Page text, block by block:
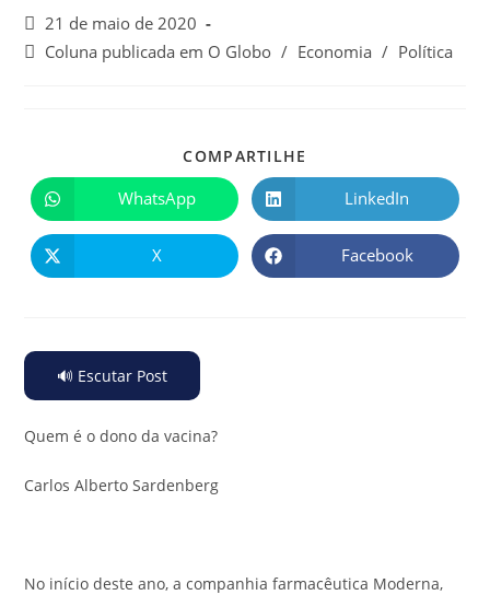
21 de maio de 2020
Coluna publicada em O Globo / Economia / Política
COMPARTILHE
WhatsApp LinkedIn
X Facebook
🔊 Escutar Post
Quem é o dono da vacina?
Carlos Alberto Sardenberg
No início deste ano, a companhia farmacêutica Moderna,